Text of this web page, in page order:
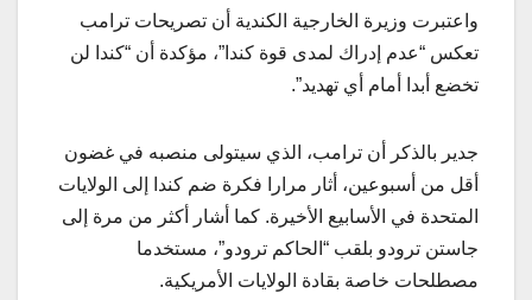
واعتبرت وزيرة الخارجية الكندية أن تصريحات ترامب
تعكس “عدم إدراك لمدى قوة كندا”، مؤكدة أن “كندا لن
تخضع أبدا أمام أي تهديد”.
جدير بالذكر أن ترامب، الذي سيتولى منصبه في غضون
أقل من أسبوعين، أثار مرارا فكرة ضم كندا إلى الولايات
المتحدة في الأسابيع الأخيرة. كما أشار أكثر من مرة إلى
جاستن ترودو بلقب “الحاكم ترودو”، مستخدما
مصطلحات خاصة بقادة الولايات الأمريكية.